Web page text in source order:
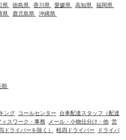
県 徳島県 香川県 愛媛県 高知県
福岡県
県 鹿児島県 沖縄県
期
ング コールセンター
台車配達スタッフ（配達
ィスワーク・事務 メール・小物仕分け・他 営
ドライバーを除く） 軽四ドライバー
ドライバ